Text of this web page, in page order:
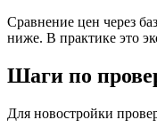
Сравнение цен через
ниже. В практике это
Шаги по
Для новостройки